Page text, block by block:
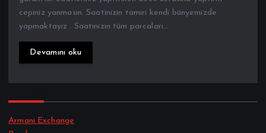
cepiniz yanmasın. Saatinizin tamiri kendi bünyemizde
yapmaktayız . Saatinizin tüm parcaları…
Devamını oku
Armani Exchange